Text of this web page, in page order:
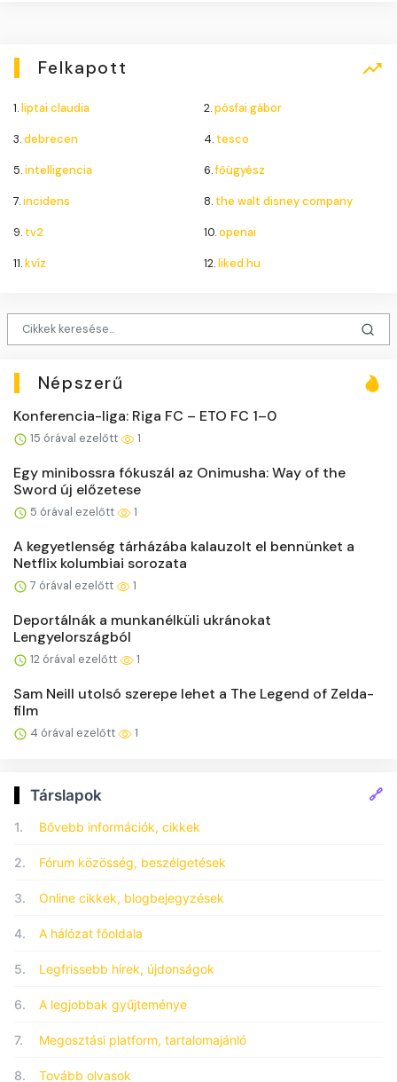
Felkapott
1.liptai claudia 2.pósfai gábor
3.debrecen 4. tesco
5.intelligencia 6.főügyész
7.incidens 8. the walt disney company
9. tv2 10.openai
11.kvíz 12.liked.hu
Népszerű
Konferencia-liga: Riga FC – ETO FC 1–0
15 órával ezelőtt 1
Egy minibossra fókuszál az Onimusha: Way of the
Sword új előzetese
5 órával ezelőtt 1
A kegyetlenség tárházába kalauzolt el bennünket a
Netflix kolumbiai sorozata
7 órával ezelőtt 1
Deportálnák a munkanélküli ukránokat
Lengyelországból
12 órával ezelőtt 1
Sam Neill utolsó szerepe lehet a The Legend of Zelda-
film
4 órával ezelőtt 1
Társlapok 🔗
1. Bővebb információk, cikkek
2. Fórum közösség, beszélgetések
3. Online cikkek, blogbejegyzések
4. A hálózat főoldala
5. Legfrissebb hírek, újdonságok
6. A legjobbak gyűjteménye
7. Megosztási platform, tartalomajánló
8. Tovább olvasok